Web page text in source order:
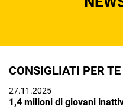
CONSIGLIATI PER TE
27.11.2025
1,4 milioni di giovani